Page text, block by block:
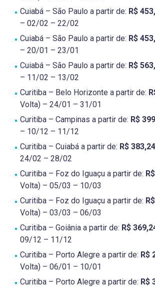
Cuiabá – São Paulo a partir de: R$
– 02/02 – 22/02
Cuiabá – São Paulo a partir de: R$
– 20/01 – 23/01
Cuiabá – São Paulo a partir de: R$
– 11/02 – 13/02
Curitiba – Belo Horizonte a partir de:
Volta) – 24/01 – 31/01
Curitiba – Campinas a partir de: R$
– 10/12 – 11/12
Curitiba – Cuiabá a partir de: R$ 383,24
24/02 – 28/02
Curitiba – Foz do Iguaçu a partir de:
Volta) – 05/03 – 10/03
Curitiba – Foz do Iguaçu a partir de:
Volta) – 03/03 – 06/03
Curitiba – Goiânia a partir de: R$
09/12 – 11/12
Curitiba – Porto Alegre a partir de: R$
Volta) – 06/01 – 10/01
Curitiba – Porto Alegre a partir de: R$